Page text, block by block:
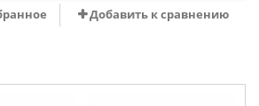
Добавить к сравнению